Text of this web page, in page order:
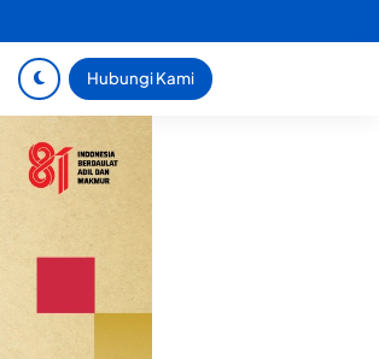
Hubungi Kami